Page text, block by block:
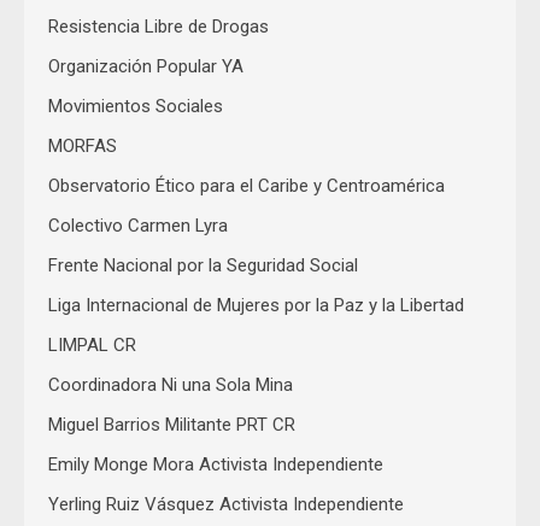
Resistencia Libre de Drogas
Organización Popular YA
Movimientos Sociales
MORFAS
Observatorio Ético para el Caribe y Centroamérica
Colectivo Carmen Lyra
Frente Nacional por la Seguridad Social
Liga Internacional de Mujeres por la Paz y la Libertad
LIMPAL CR
Coordinadora Ni una Sola Mina
Miguel Barrios Militante PRT CR
Emily Monge Mora Activista Independiente
Yerling Ruiz Vásquez Activista Independiente